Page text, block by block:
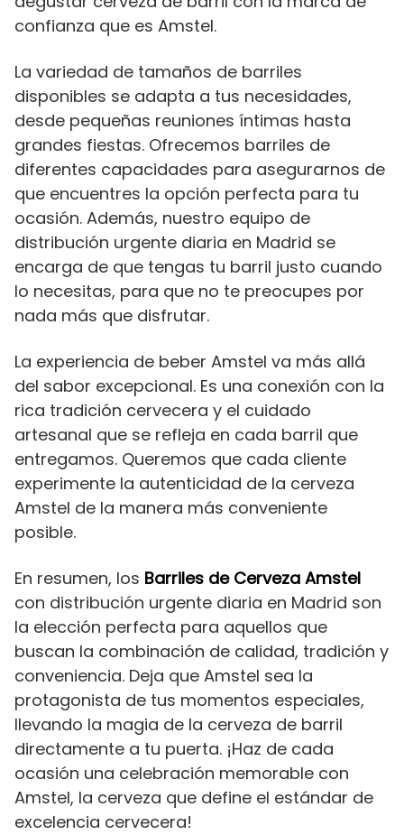
confianza que es Amstel.
La variedad de tamaños de barriles
disponibles se adapta a tus necesidades,
desde pequeñas reuniones íntimas hasta
grandes fiestas. Ofrecemos barriles de
diferentes capacidades para asegurarnos de
que encuentres la opción perfecta para tu
ocasión. Además, nuestro equipo de
distribución urgente diaria en Madrid se
encarga de que tengas tu barril justo cuando
lo necesitas, para que no te preocupes por
nada más que disfrutar.
La experiencia de beber Amstel va más allá
del sabor excepcional. Es una conexión con la
rica tradición cervecera y el cuidado
artesanal que se refleja en cada barril que
entregamos. Queremos que cada cliente
experimente la autenticidad de la cerveza
Amstel de la manera más conveniente
posible.
En resumen, los Barriles de Cerveza Amstel
con distribución urgente diaria en Madrid son
la elección perfecta para aquellos que
buscan la combinación de calidad, tradición y
conveniencia. Deja que Amstel sea la
protagonista de tus momentos especiales,
llevando la magia de la cerveza de barril
directamente a tu puerta. ¡Haz de cada
ocasión una celebración memorable con
Amstel, la cerveza que define el estándar de
excelencia cervecera!